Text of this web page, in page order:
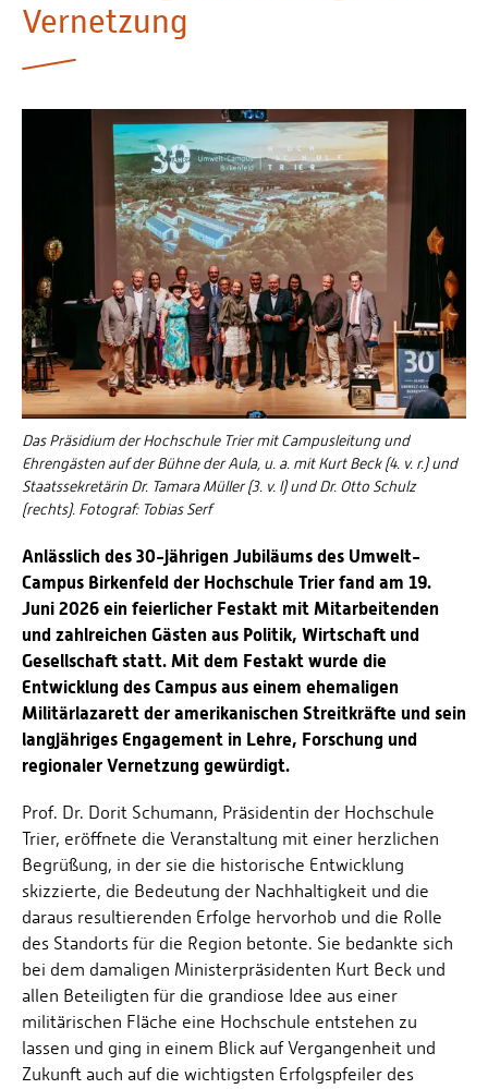
Personalvertretungen
Schwerbehindertenvertretungen
Personalentwicklung
Personensuche
Vernetzung
Das Präsidium der Hochschule Trier mit Campusleitung und
Ehrengästen auf der Bühne der Aula, u. a. mit Kurt Beck (4. v. r.) und
Staatssekretärin Dr. Tamara Müller (3. v. l) und Dr. Otto Schulz
(rechts). Fotograf: Tobias Serf
Anlässlich des 30-jährigen Jubiläums des Umwelt-
Campus Birkenfeld der Hochschule Trier fand am 19.
Juni 2026 ein feierlicher Festakt mit Mitarbeitenden
und zahlreichen Gästen aus Politik, Wirtschaft und
Gesellschaft statt. Mit dem Festakt wurde die
Entwicklung des Campus aus einem ehemaligen
Militärlazarett der amerikanischen Streitkräfte und sein
langjähriges Engagement in Lehre, Forschung und
regionaler Vernetzung gewürdigt.
Prof. Dr. Dorit Schumann, Präsidentin der Hochschule
Trier, eröffnete die Veranstaltung mit einer herzlichen
Begrüßung, in der sie die historische Entwicklung
skizzierte, die Bedeutung der Nachhaltigkeit und die
daraus resultierenden Erfolge hervorhob und die Rolle
des Standorts für die Region betonte. Sie bedankte sich
bei dem damaligen Ministerpräsidenten Kurt Beck und
allen Beteiligten für die grandiose Idee aus einer
militärischen Fläche eine Hochschule entstehen zu
lassen und ging in einem Blick auf Vergangenheit und
Zukunft auch auf die wichtigsten Erfolgspfeiler des